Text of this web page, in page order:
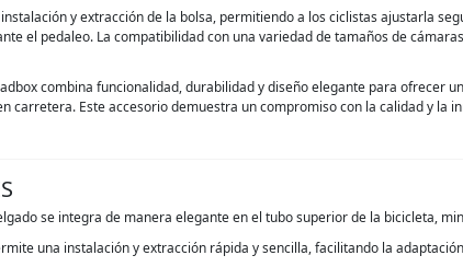
y extracción de la bolsa, permitiendo a los ciclistas ajustarla
el pedaleo. La compatibilidad con una variedad de tamaños de
combina funcionalidad, durabilidad y diseño elegante para ofrecer
carretera. Este accesorio demuestra un compromiso con la calidad y la
se integra de manera elegante en el tubo superior de la bicicleta,
una instalación y extracción rápida y sencilla, facilitando la